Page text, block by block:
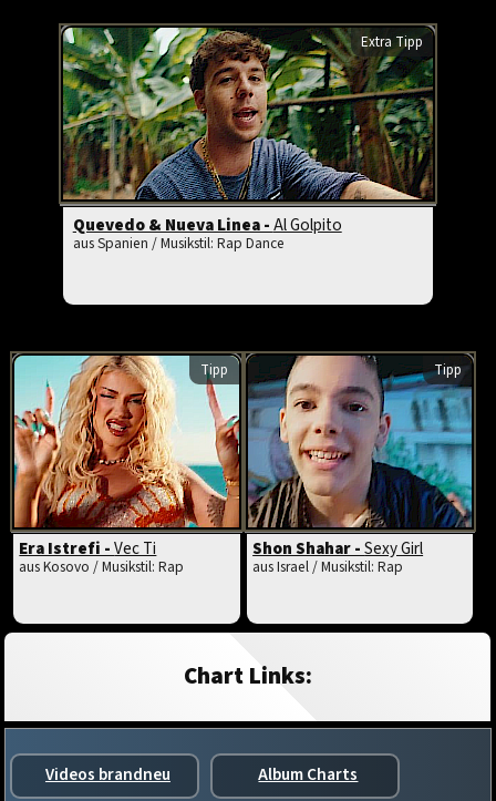
Extra Tipp
Quevedo & Nueva Linea -Al Golpito
aus Spanien / Musikstil: Rap Dance
Tipp
Era Istrefi -Vec Ti
aus Kosovo / Musikstil: Rap
Tipp
Shon Shahar -Sexy Girl
aus Israel / Musikstil: Rap
Chart Links:
Videos brandneu Album Charts